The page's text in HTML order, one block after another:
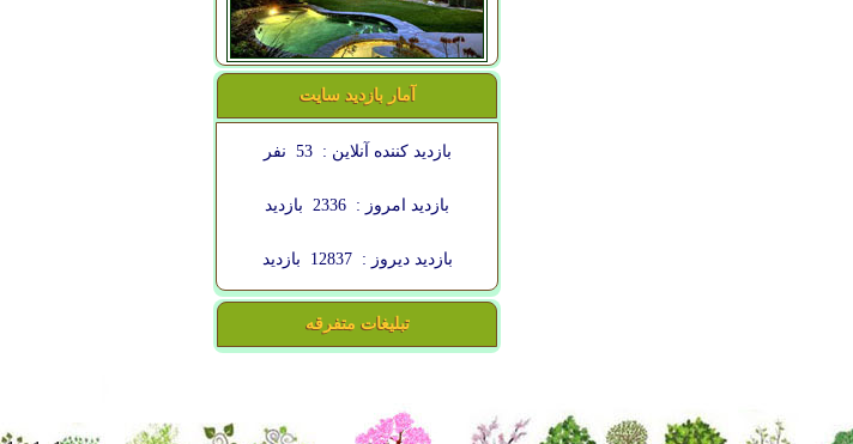
آمار بازدید سایت
بازدید کننده آنلاین : 53 نفر
بازدید امروز : 2336 بازدید
بازدید دیروز : 12837 بازدید
تبلیغات متفرقه